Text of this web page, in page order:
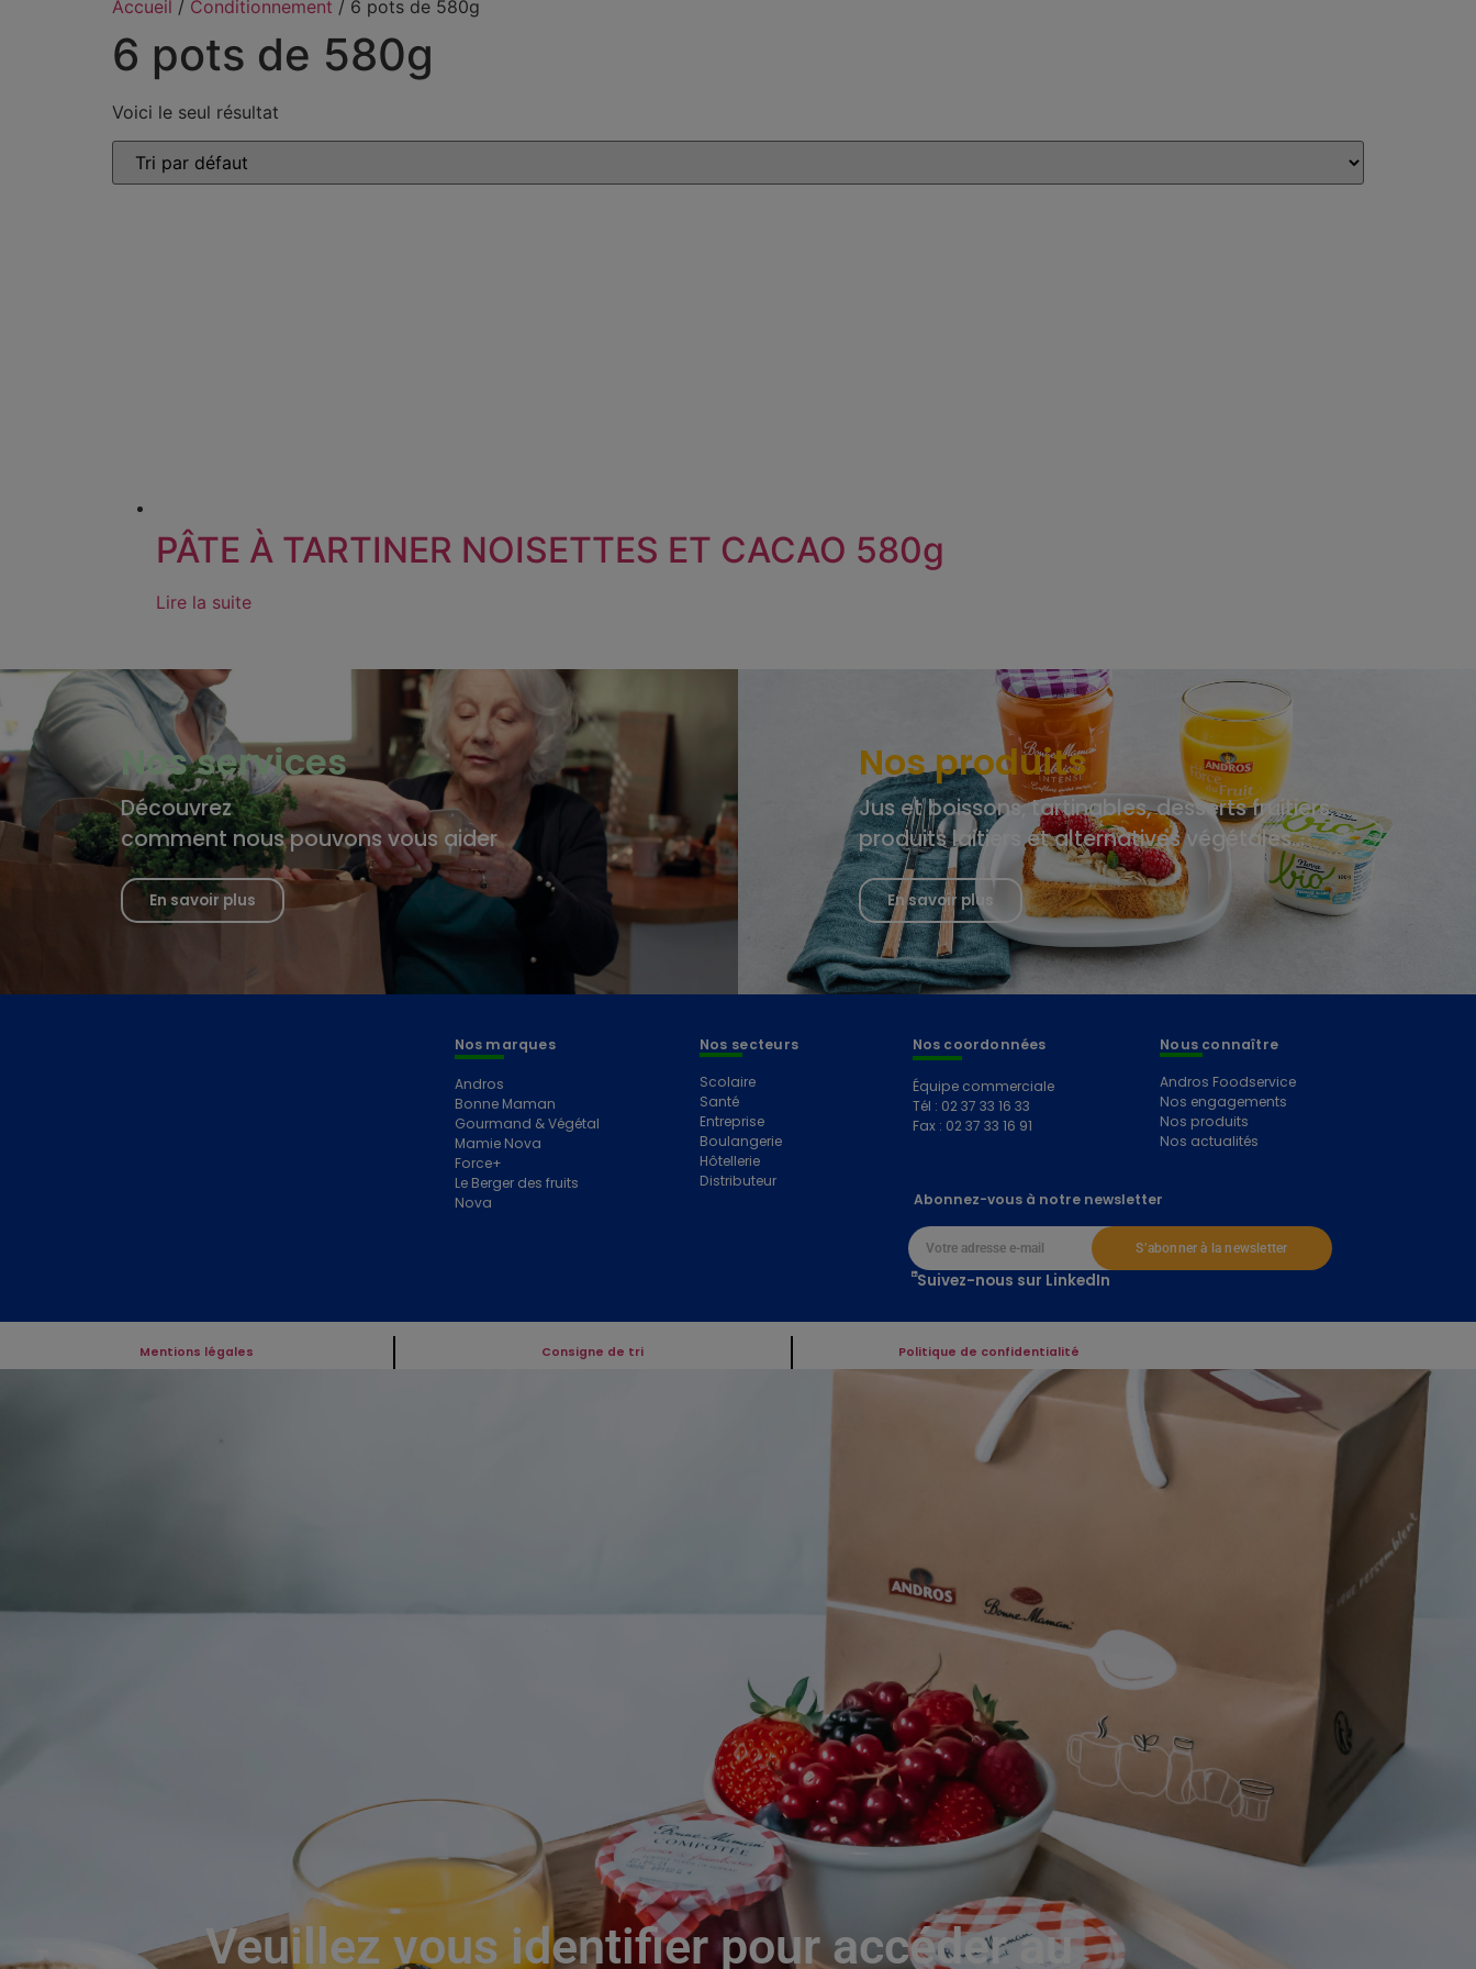
Accueil / Conditionnement / 6 pots de 580g
6 pots de 580g
Voici le seul résultat
PÂTE À TARTINER NOISETTES ET CACAO 580g
Lire la suite
Nos services
Découvrez
comment nous pouvons vous aider
En savoir plus
Nos produits
Jus et boissons, tartinables, desserts fruitiers,
produits laitiers et alternatives végétales…
En savoir plus
Nos marques
Andros
Bonne Maman
Gourmand & Végétal
Mamie Nova
Force+
Le Berger des fruits
Nova
Nos secteurs
Scolaire
Santé
Entreprise
Boulangerie
Hôtellerie
Distributeur
Nos coordonnées
Équipe commerciale
Tél : 02 37 33 16 33
Fax : 02 37 33 16 91
Nous connaître
Andros Foodservice
Nos engagements
Nos produits
Nos actualités
Abonnez-vous à notre newsletter
S’abonner à la newsletter
Suivez-nous sur LinkedIn
Mentions légales Consigne de tri Politique de confidentialité
Veuillez vous identifier pour accéder au